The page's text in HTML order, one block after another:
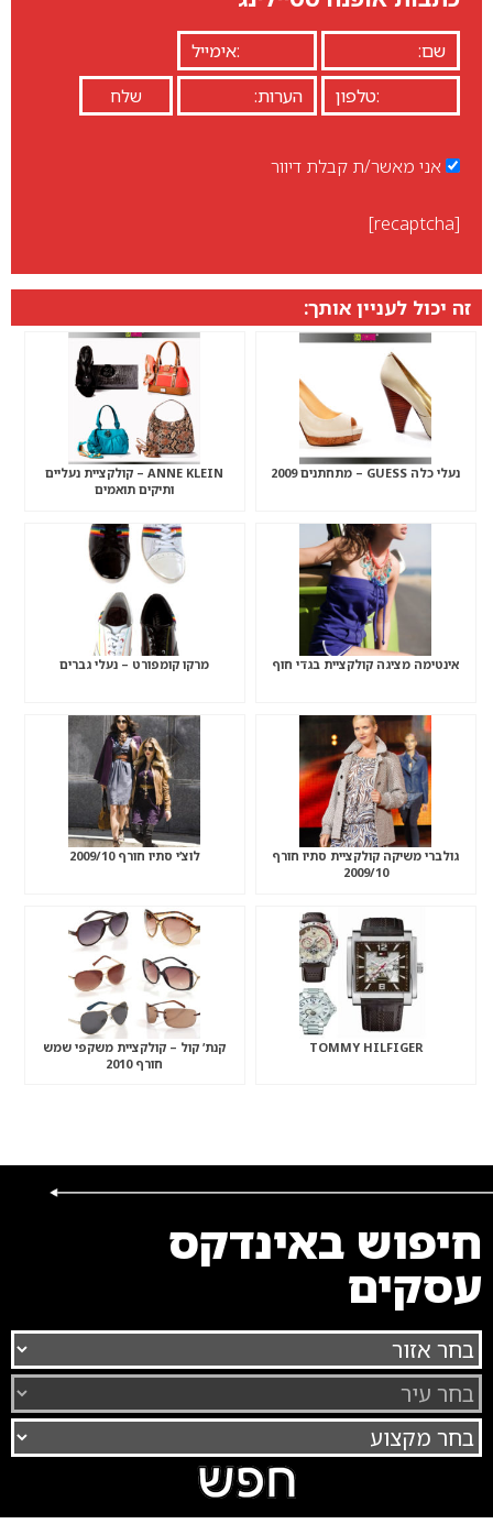
אני מאשר/ת קבלת דיוור
[recaptcha]
זה יכול לעניין אותך:
נעלי כלה GUESS – מתחתנים 2009
ANNE KLEIN – קולקציית נעליים
ותיקים תואמים
אינטימה מציגה קולקציית בגדי חוף מרקו קומפורט – נעלי גברים
גולברי משיקה קולקציית סתיו חורף
2009/10
לוצ’י סתיו חורף 2009/10
TOMMY HILFIGER
קנת’ קול – קולקציית משקפי שמש
חורף 2010
חיפוש באינדקס
עסקים